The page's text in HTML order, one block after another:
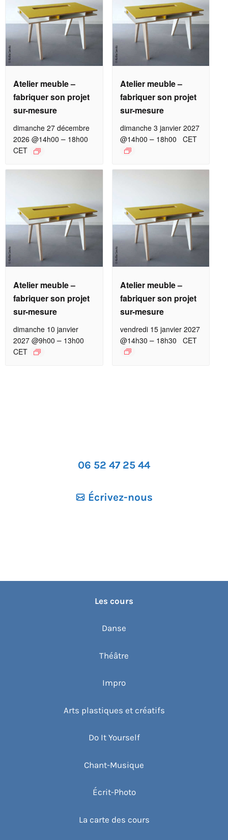
Atelier meuble –
fabriquer son projet
sur-mesure
dimanche 27 décembre
2026 @14h00 – 18h00
CET
Atelier meuble –
fabriquer son projet
sur-mesure
dimanche 3 janvier 2027
@14h00 – 18h00 CET
Atelier meuble –
fabriquer son projet
sur-mesure
dimanche 10 janvier
2027 @9h00 – 13h00
CET
Atelier meuble –
fabriquer son projet
sur-mesure
vendredi 15 janvier 2027
@14h30 – 18h30 CET
06 52 47 25 44
Écrivez-nous
Les cours
Danse
Théâtre
Impro
Arts plastiques et créatifs
Do It Yourself
Chant-Musique
Écrit-Photo
La carte des cours